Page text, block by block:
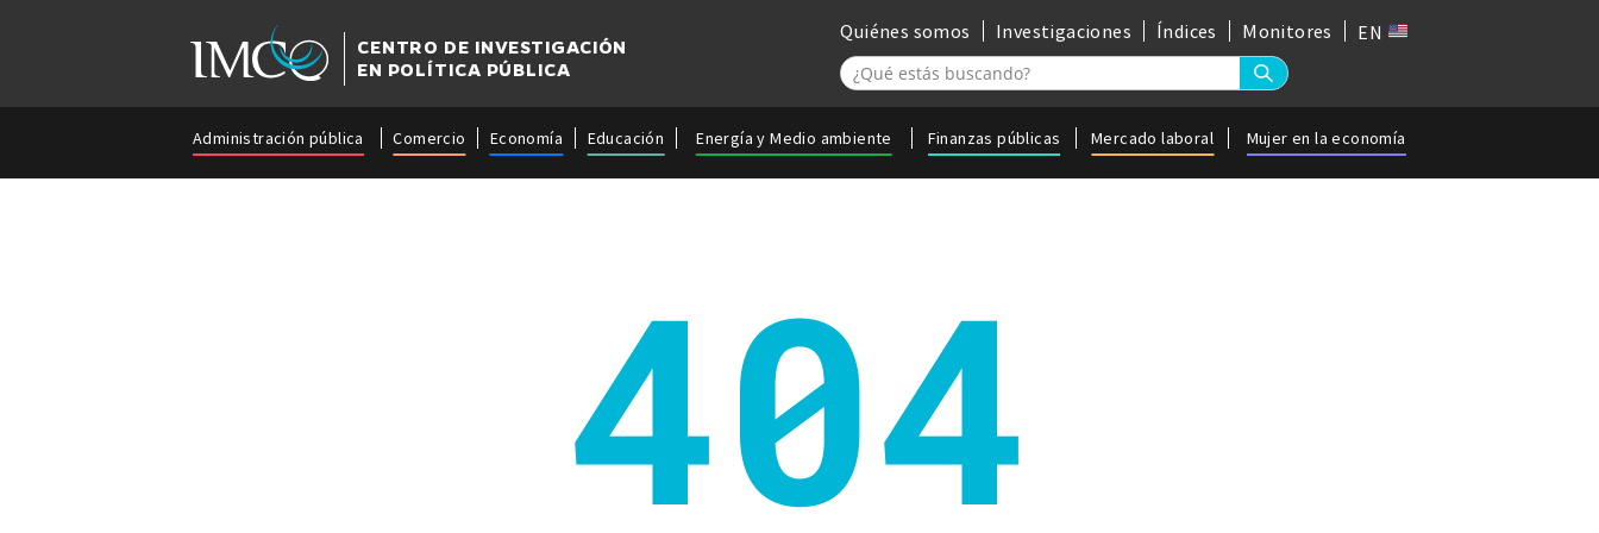
CENTRO DE INVESTIGACIÓN
EN POLÍTICA PÚBLICA
Quiénes somos Investigaciones Índices Monitores EN
Administración pública Comercio Economía Educación Energía y Medio ambiente Finanzas públicas Mercado laboral Mujer en la economía
404